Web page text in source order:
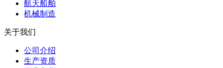
航天船舶
机械制造
关于我们
公司介绍
生产资质